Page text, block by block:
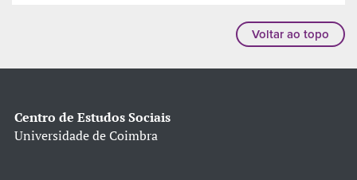
Voltar ao topo
Centro de Estudos Sociais
Universidade de Coimbra